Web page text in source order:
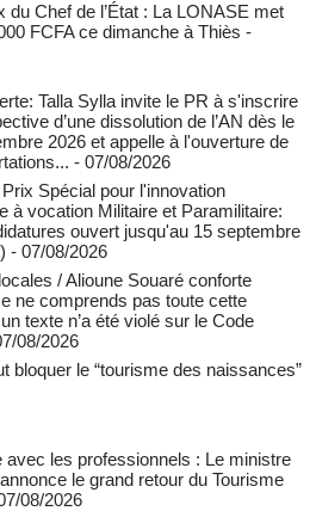
du Chef de l’État : La LONASE met
FCFA ce dimanche à Thiès -
Talla Sylla invite le PR à s'inscrire
d’une dissolution de l’AN dès le
2026 et appelle à l'ouverture de
- 07/08/2026
Spécial pour l'innovation
à vocation Militaire et Paramilitaire:
ouvert jusqu'au 15 septembre
- 07/08/2026
/ Alioune Souaré conforte
ne comprends pas toute cette
texte n’a été violé sur le Code
08/2026
bloquer le “tourisme des naissances”
avec les professionnels : Le ministre
le grand retour du Tourisme
08/2026